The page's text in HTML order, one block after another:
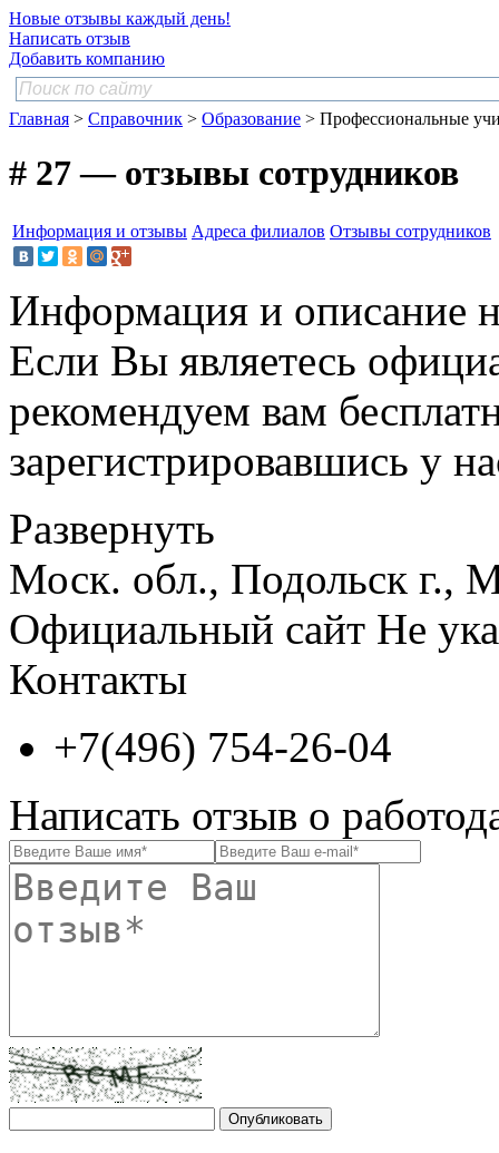
Новые отзывы каждый день!
Написать отзыв
Добавить компанию
Главная > Справочник > Образование > Профессиональные
# 27 — отзывы сотрудников
Информация и отзывы Адреса филиалов Отзывы сотрудников
Информация и описание
Если Вы являетесь
рекомендуем вам
зарегистрировавшись у
Развернуть
Моск. обл., Подольск г.,
Официальный сайт Не
Контакты
+7(496) 754-26-04
Написать отзыв о